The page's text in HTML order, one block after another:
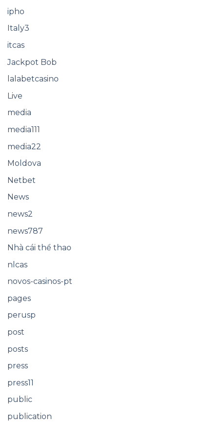
ipho
Italy3
itcas
Jackpot Bob
lalabetcasino
Live
media
media111
media22
Moldova
Netbet
News
news2
news787
Nhà cái thể thao
nlcas
novos-casinos-pt
pages
perusp
post
posts
press
press11
public
publication